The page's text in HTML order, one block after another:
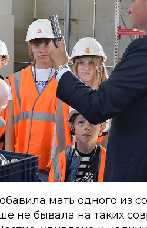
мать одного из
не бывала на таких